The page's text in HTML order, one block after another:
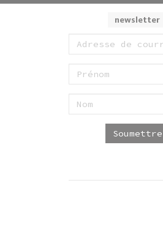
newsletter
Soumettre